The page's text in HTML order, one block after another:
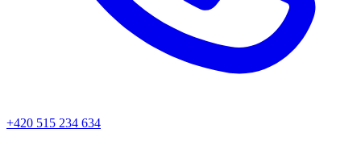
+420 515 234 634